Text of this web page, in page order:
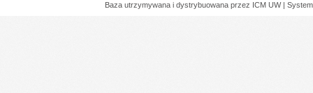
Baza utrzymywana i dystrybuowana przez ICM UW |